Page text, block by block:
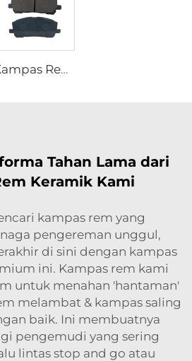
Kampas Rem Keramik Profesional untuk Mobil dengan Harga Terjangkau 04465-48030 untuk Kampas Rem Logam Toyota
Tahan Lama dari
Keramik Kami
kampas rem yang
pengereman unggul,
di sini dengan kampas
ini. Kampas rem kami
untuk menahan 'hantaman'
melambat & kampas saling
baik. Ini membuatnya
pengemudi yang sering
lintas stop and go atau